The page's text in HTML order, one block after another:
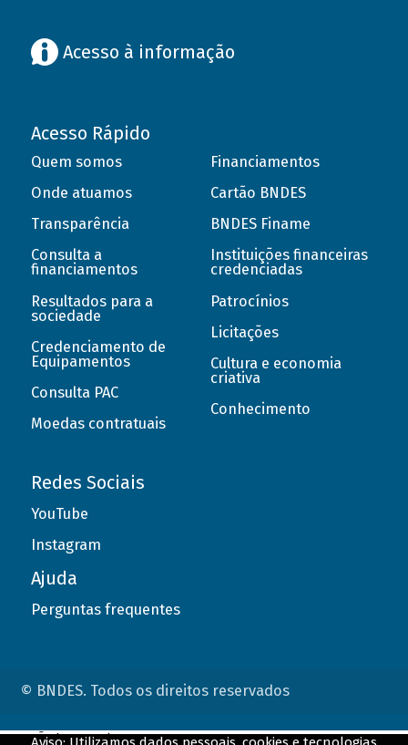
Acesso à informação
Acesso Rápido
Quem somos
Onde atuamos
Transparência
Consulta a
financiamentos
Resultados para a
sociedade
Credenciamento de
Equipamentos
Consulta PAC
Moedas contratuais
Financiamentos
Cartão BNDES
BNDES Finame
Instituições financeiras
credenciadas
Patrocínios
Licitações
Cultura e economia
criativa
Conhecimento
Redes Sociais
YouTube
Instagram
Ajuda
Perguntas frequentes
© BNDES. Todos os direitos reservados
ConteÃºdo complementar